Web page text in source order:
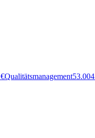
€Qualitätsmanagement53.004